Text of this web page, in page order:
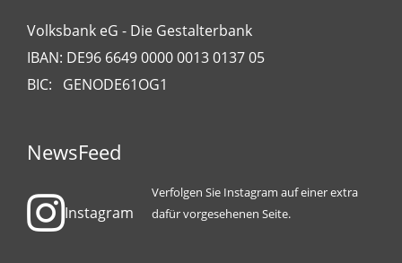
Volksbank eG - Die Gestalterbank
IBAN: DE96 6649 0000 0013 0137 05
BIC: GENODE61OG1
NewsFeed
Instagram
Verfolgen Sie Instagram auf einer extra
dafür vorgesehenen Seite.